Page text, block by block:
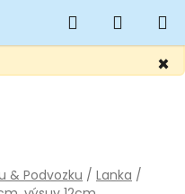
×
Hledat
KOŠÍK
& Podvozku / Lanka /